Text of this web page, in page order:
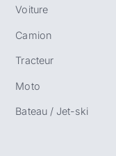
Voiture
Camion
Tracteur
Moto
Bateau / Jet-ski